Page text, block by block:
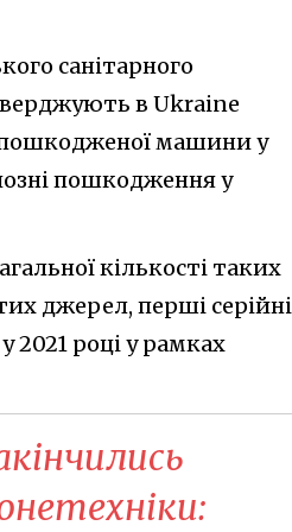
санітарного
в Ukraine
машини у
пошкодження у
кількості таких
джерел, перші серійні
році у рамках